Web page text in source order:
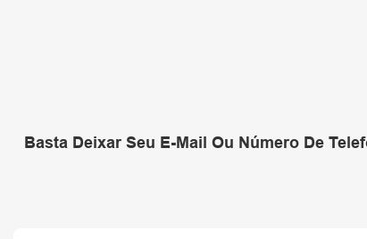
Basta Deixar Seu E-Mail Ou Número De